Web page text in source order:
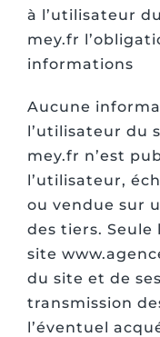
à l’utilisateur
mey.fr
informations
Aucune
l’utilisateur du
mey.fr n’est
l’utilisateur,
ou vendue sur
des tiers. Seule
site
du site et de
transmission
l’éventuel